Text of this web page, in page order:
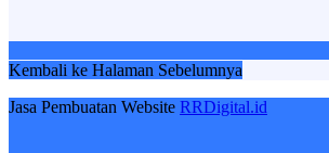
Kembali ke Halaman Sebelumnya
Jasa Pembuatan Website RRDigital.id